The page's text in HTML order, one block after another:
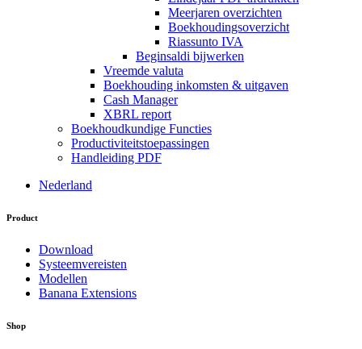
Meerjaren overzichten
Boekhoudingsoverzicht
Riassunto IVA
Beginsaldi bijwerken
Vreemde valuta
Boekhouding inkomsten & uitgaven
Cash Manager
XBRL report
Boekhoudkundige Functies
Productiviteitstoepassingen
Handleiding PDF
Nederland
Product
Download
Systeemvereisten
Modellen
Banana Extensions
Shop